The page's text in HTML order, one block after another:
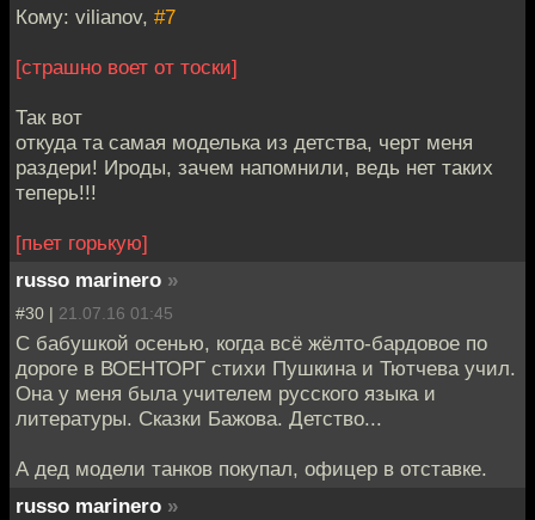
Кому: vilianov, #7
[страшно воет от тоски]
Так вот
откуда та самая моделька из детства, черт меня
раздери! Ироды, зачем напомнили, ведь нет таких
теперь!!!
[пьет горькую]
russo marinero »
#30 | 21.07.16 01:45
С бабушкой осенью, когда всё жёлто-бардовое по
дороге в ВОЕНТОРГ стихи Пушкина и Тютчева учил.
Она у меня была учителем русского языка и
литературы. Сказки Бажова. Детство...
А дед модели танков покупал, офицер в отставке.
russo marinero »